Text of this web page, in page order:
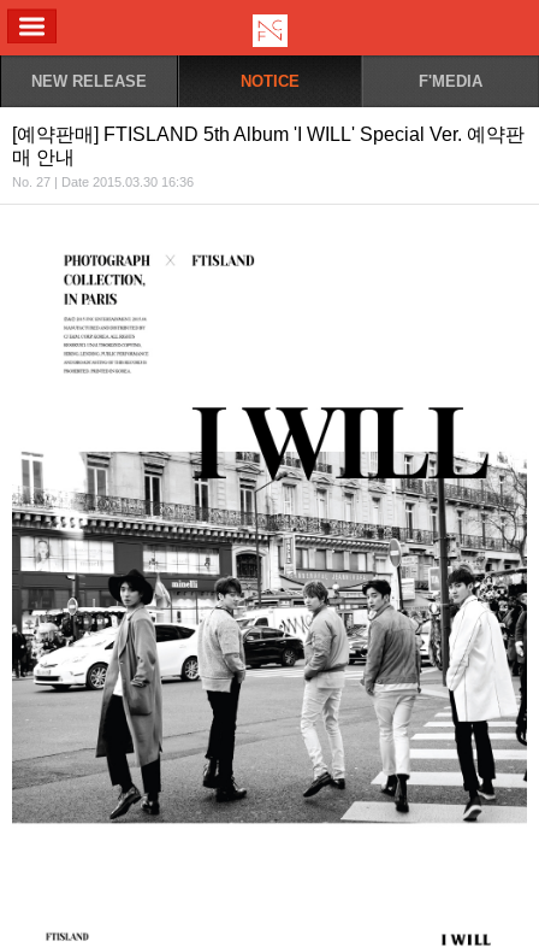
NEW RELEASE NOTICE F'MEDIA
[예약판매] FTISLAND 5th Album 'I WILL' Special Ver. 예약판
매 안내
No. 27 | Date 2015.03.30 16:36